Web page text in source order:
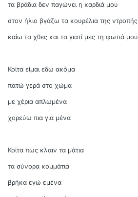
τα βράδια δεν παγώνει η καρδιά μου
στον ήλιο βγάζω τα κουρέλια της ντροπής
καίω τα χθες και τα γιατί μες τη φωτιά μου
Κοίτα είμαι εδώ ακόμα
πατώ γερά στο χώμα
με χέρια απλωμένα
χορεύω πια για μένα
Κοίτα πως κλαιν τα μάτια
τα σύνορα κομμάτια
βρήκα εγώ εμένα